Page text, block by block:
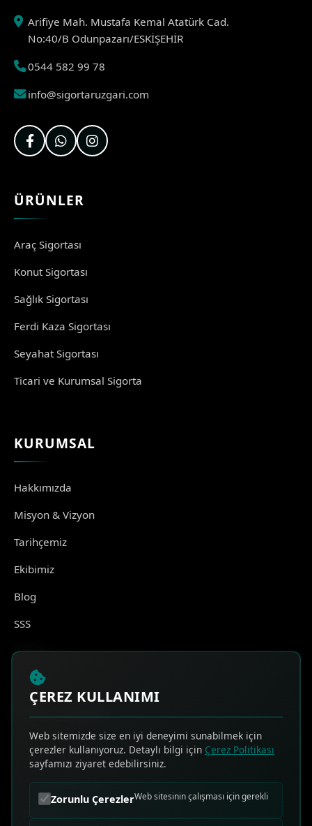
Arifiye Mah. Mustafa Kemal Atatürk Cad.
No:40/B Odunpazarı/ESKİŞEHİR
0544 582 99 78
info@sigortaruzgari.com
ÜRÜNLER
Araç Sigortası
Konut Sigortası
Sağlık Sigortası
Ferdi Kaza Sigortası
Seyahat Sigortası
Ticari ve Kurumsal Sigorta
KURUMSAL
Hakkımızda
Misyon & Vizyon
Tarihçemiz
Ekibimiz
Blog
SSS
İletişim
HIZLI ERİŞİM
Online Teklif Al
Sık Sorulan Sorular
ÇEREZ KULLANIMI
Web sitemizde size en iyi deneyimi sunabilmek için
çerezler kullanıyoruz. Detaylı bilgi için Çerez Politikası
sayfamızı ziyaret edebilirsiniz.
Zorunlu ÇerezlerWeb sitesinin çalışması için gerekli